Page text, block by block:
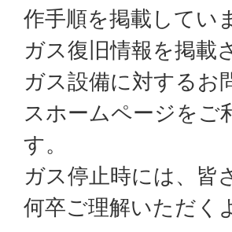
作手順を掲載してい
ガス復旧情報を掲載
ガス設備に対するお
スホームページをご
す。
ガス停止時には、皆
何卒ご理解いただく